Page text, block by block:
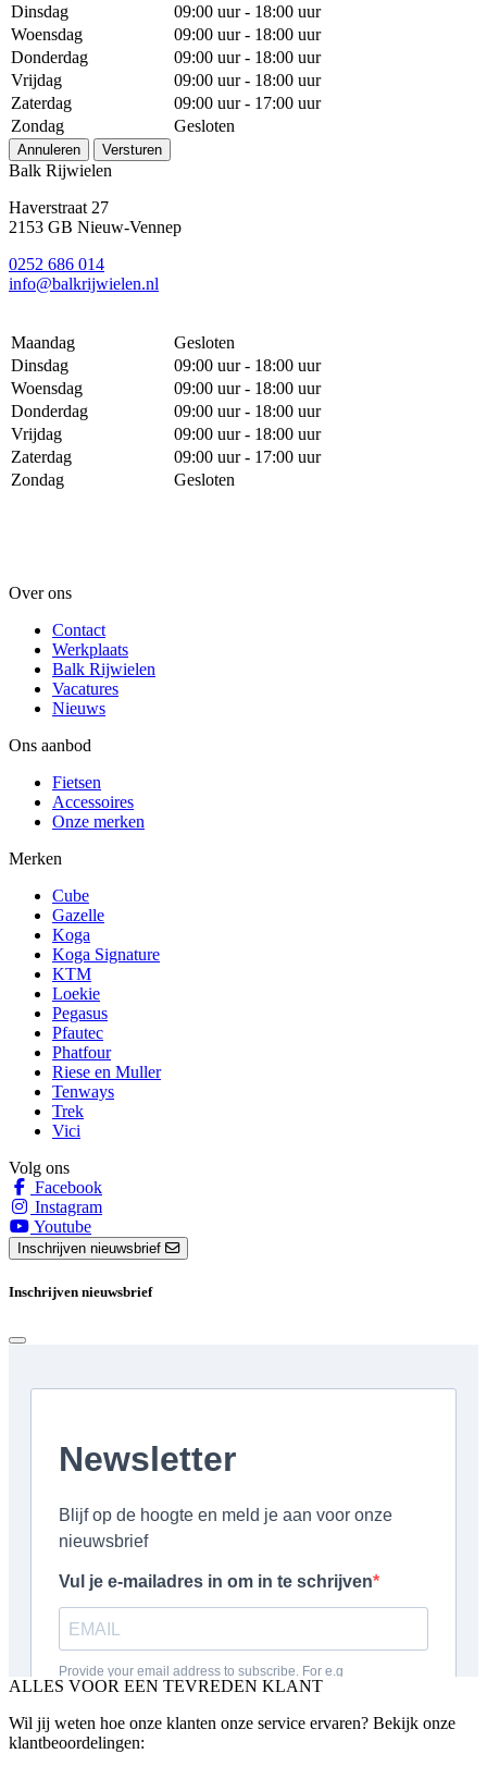
Dinsdag
09:00 uur - 18:00 uur
Woensdag
09:00 uur - 18:00 uur
Donderdag
09:00 uur - 18:00 uur
Vrijdag
09:00 uur - 18:00 uur
Zaterdag
09:00 uur - 17:00 uur
Zondag
Gesloten
Annuleren Versturen
Balk Rijwielen
Haverstraat 27
2153 GB Nieuw-Vennep
0252 686 014
info@balkrijwielen.nl
Maandag
Gesloten
Dinsdag
09:00 uur - 18:00 uur
Woensdag
09:00 uur - 18:00 uur
Donderdag
09:00 uur - 18:00 uur
Vrijdag
09:00 uur - 18:00 uur
Zaterdag
09:00 uur - 17:00 uur
Zondag
Gesloten
Over ons
Contact
Werkplaats
Balk Rijwielen
Vacatures
Nieuws
Ons aanbod
Fietsen
Accessoires
Onze merken
Merken
Cube
Gazelle
Koga
Koga Signature
KTM
Loekie
Pegasus
Pfautec
Phatfour
Riese en Muller
Tenways
Trek
Vici
Volg ons
Facebook
Instagram
Youtube
Inschrijven nieuwsbrief
Inschrijven nieuwsbrief
ALLES VOOR EEN TEVREDEN KLANT
Wil jij weten hoe onze klanten onze service ervaren? Bekijk onze
klantbeoordelingen: